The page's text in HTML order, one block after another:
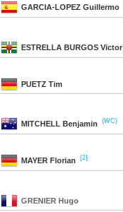
GARCIA-LOPEZ Guillermo
ESTRELLA BURGOS Victor
PUETZ Tim
MITCHELL Benjamin (WC)
MAYER Florian [2]
GRENIER Hugo